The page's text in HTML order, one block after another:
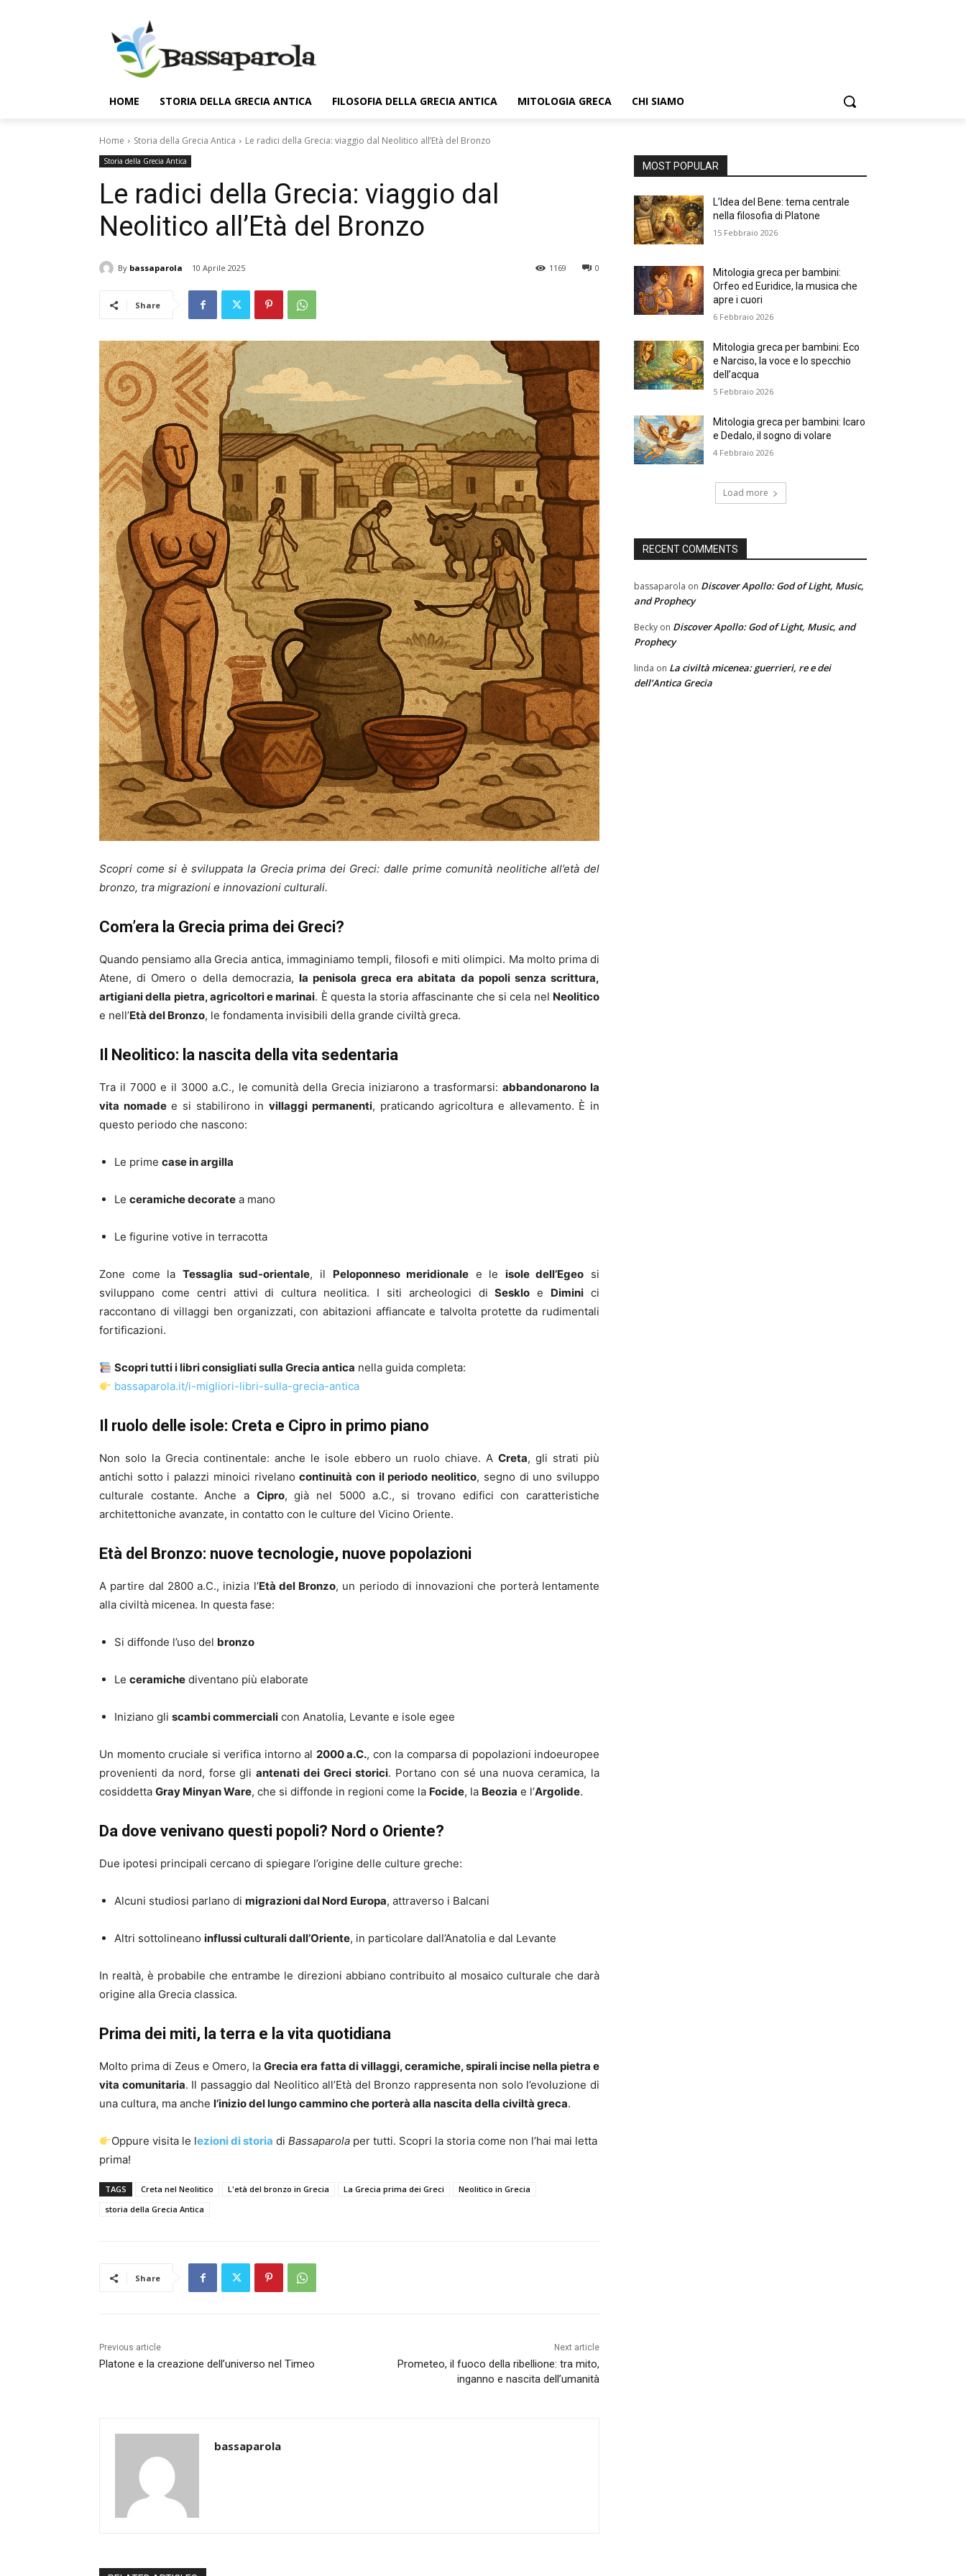
HOME STORIA DELLA GRECIA ANTICA FILOSOFIA DELLA GRECIA ANTICA MITOLOGIA GRECA CHI SIAMO
Home Storia della Grecia Antica Le radici della Grecia: viaggio dal Neolitico all’Età del Bronzo
Storia della Grecia Antica
Le radici della Grecia: viaggio dal
Neolitico all’Età del Bronzo
By bassaparola 10 Aprile 2025 0
1169
Share
Scopri come si è sviluppata la Grecia prima dei Greci: dalle prime comunità neolitiche all’età del
bronzo, tra migrazioni e innovazioni culturali.
Com’era la Grecia prima dei Greci?
Quando pensiamo alla Grecia antica, immaginiamo templi, filosofi e miti olimpici. Ma molto prima di
Atene, di Omero o della democrazia, la penisola greca era abitata da popoli senza scrittura,
artigiani della pietra, agricoltori e marinai. È questa la storia affascinante che si cela nel Neolitico
e nell’Età del Bronzo, le fondamenta invisibili della grande civiltà greca.
Il Neolitico: la nascita della vita sedentaria
Tra il 7000 e il 3000 a.C., le comunità della Grecia iniziarono a trasformarsi:abbandonarono la
vita nomadee si stabilirono invillaggi permanenti, praticando agricoltura e allevamento. È in
questo periodo che nascono:
Le prime case in argilla
Le ceramiche decorate a mano
Le figurine votive in terracotta
Zone come la Tessaglia sud-orientale, il Peloponneso meridionale e le isole dell’Egeo si
sviluppano come centri attivi di cultura neolitica. I siti archeologici diSesklo e Dimini ci
raccontano di villaggi ben organizzati, con abitazioni affiancate e talvolta protette da rudimentali
fortificazioni.
Scopri tutti i libri consigliati sulla Grecia antica nella guida completa:
bassaparola.it/i-migliori-libri-sulla-grecia-antica
Il ruolo delle isole: Creta e Cipro in primo piano
Non solo la Grecia continentale: anche le isole ebbero un ruolo chiave. ACreta, gli strati più
antichi sotto i palazzi minoici rivelanocontinuità con il periodo neolitico, segno di uno sviluppo
culturale costante. Anche a Cipro, già nel 5000 a.C., si trovano edifici con caratteristiche
architettoniche avanzate, in contatto con le culture del Vicino Oriente.
Età del Bronzo: nuove tecnologie, nuove popolazioni
A partire dal 2800 a.C., inizia l’Età del Bronzo, un periodo di innovazioni che porterà lentamente
alla civiltà micenea. In questa fase:
Si diffonde l’uso del bronzo
Le ceramiche diventano più elaborate
Iniziano gli scambi commerciali con Anatolia, Levante e isole egee
Un momento cruciale si verifica intorno al 2000 a.C., con la comparsa di popolazioni indoeuropee
provenienti da nord, forse gliantenati dei Greci storici. Portano con sé una nuova ceramica, la
cosiddetta Gray Minyan Ware, che si diffonde in regioni come la Focide, la Beozia e l’Argolide.
Da dove venivano questi popoli? Nord o Oriente?
Due ipotesi principali cercano di spiegare l’origine delle culture greche:
Alcuni studiosi parlano di migrazioni dal Nord Europa, attraverso i Balcani
Altri sottolineano influssi culturali dall’Oriente, in particolare dall’Anatolia e dal Levante
In realtà, è probabile che entrambe le direzioni abbiano contribuito al mosaico culturale che darà
origine alla Grecia classica.
Prima dei miti, la terra e la vita quotidiana
Molto prima di Zeus e Omero, laGrecia era fatta di villaggi, ceramiche, spirali incise nella pietra e
vita comunitaria. Il passaggio dal Neolitico all’Età del Bronzo rappresenta non solo l’evoluzione di
una cultura, ma anche l’inizio del lungo cammino che porterà alla nascita della civiltà greca.
Oppure visita le lezioni di storia diBassaparola per tutti. Scopri la storia come non l’hai mai letta
prima!
TAGS Creta nel Neolitico L'età del bronzo in Grecia La Grecia prima dei Greci
Neolitico in Grecia
storia della Grecia Antica
Share
Previous article
Platone e la creazione dell’universo nel Timeo
Next article
Prometeo, il fuoco della ribellione: tra mito,
inganno e nascita dell’umanità
bassaparola
MOST POPULAR
L’Idea del Bene: tema centrale
nella filosofia di Platone
15 Febbraio 2026
Mitologia greca per bambini:
Orfeo ed Euridice, la musica che
apre i cuori
6 Febbraio 2026
Mitologia greca per bambini: Eco
e Narciso, la voce e lo specchio
dell’acqua
5 Febbraio 2026
Mitologia greca per bambini: Icaro
e Dedalo, il sogno di volare
4 Febbraio 2026
Load more
RECENT COMMENTS
bassaparola on Discover Apollo: God of Light, Music,
and Prophecy
Becky on Discover Apollo: God of Light, Music, and
Prophecy
linda on La civiltà micenea: guerrieri, re e dei
dell’Antica Grecia